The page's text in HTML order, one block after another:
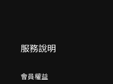
服務說明
會員權益